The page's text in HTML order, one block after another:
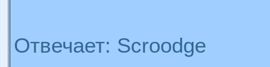
Отвечает: Scroodge